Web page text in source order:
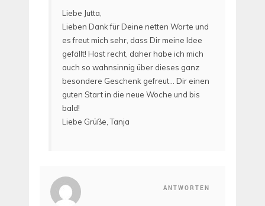
Liebe Jutta,
Lieben Dank für Deine netten Worte und
es freut mich sehr, dass Dir meine Idee
gefällt! Hast recht, daher habe ich mich
auch so wahnsinnig über dieses ganz
besondere Geschenk gefreut… Dir einen
guten Start in die neue Woche und bis
bald!
Liebe Grüße, Tanja
ANTWORTEN